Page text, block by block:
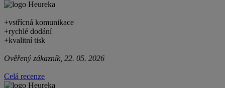
+vstřícná komunikace
+rychlé dodání
+kvalitní tisk
Ověřený zákazník, 22. 05. 2026
Celá recenze